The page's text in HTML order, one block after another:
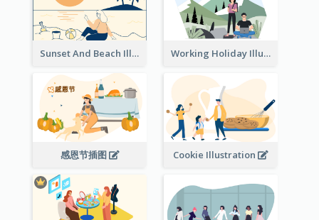
Sunset And Beach Illustration Working Holiday Illustration
感恩节插图 Cookie Illustration